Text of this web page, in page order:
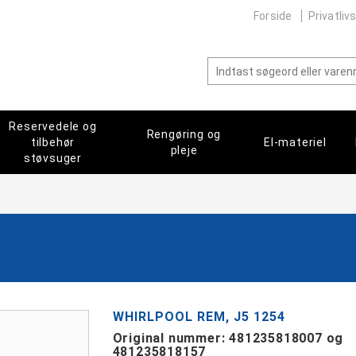
Forside
Reservedele og
tilbehør
støvsuger
Rengøring og
pleje
El-materiel
WHIRLPOOL REM, J5 1254
Original nummer: 481235818007 og
481235818157